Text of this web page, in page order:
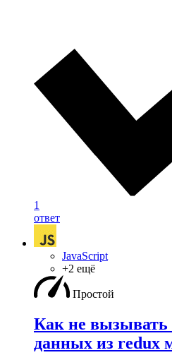
1
ответ
JavaScript
+2 ещё
Простой
Как не вызывать
данных из redux